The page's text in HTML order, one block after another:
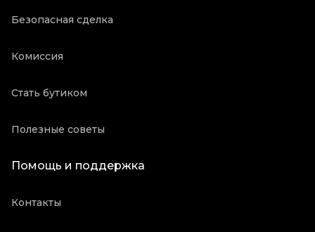
Безопасная сделка
Комиссия
Стать бутиком
Полезные советы
Помощь и поддержка
Контакты